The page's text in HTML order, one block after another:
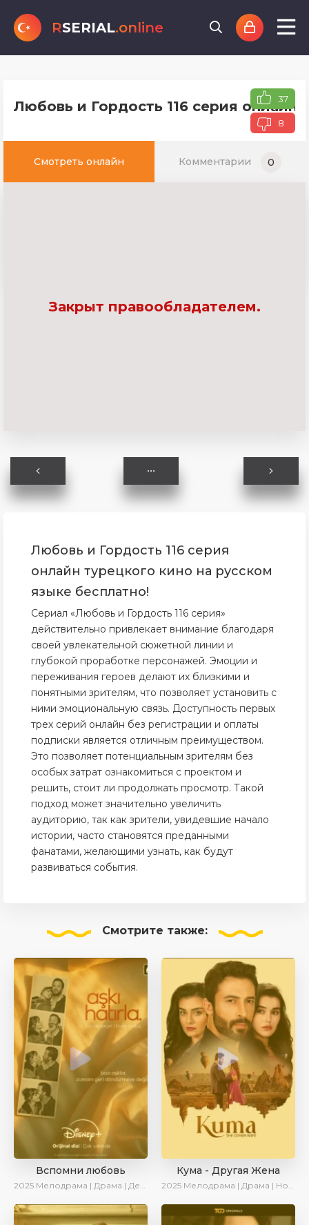
RSERIAL.online
Любовь и Гордость 116 серия онлайн
37
8
Смотреть онлайн Комментарии 0
Закрыт правообладателем.
Любовь и Гордость 116 серия
онлайн турецкого кино на русском
языке бесплатно!
Сериал «Любовь и Гордость 116 серия»
действительно привлекает внимание благодаря
своей увлекательной сюжетной линии и
глубокой проработке персонажей. Эмоции и
переживания героев делают их близкими и
понятными зрителям, что позволяет установить с
ними эмоциональную связь. Доступность первых
трех серий онлайн без регистрации и оплаты
подписки является отличным преимуществом.
Это позволяет потенциальным зрителям без
особых затрат ознакомиться с проектом и
решить, стоит ли продолжать просмотр. Такой
подход может значительно увеличить
аудиторию, так как зрители, увидевшие начало
истории, часто становятся преданными
фанатами, желающими узнать, как будут
развиваться события.
Смотрите также:
Вспомни любовь
2025 Мелодрама | Драма | Детектив | Комедия | Новинки | Сериалы 2025
Кума - Другая Жена
2025 Мелодрама | Драма | Новинки | Сериалы 2025